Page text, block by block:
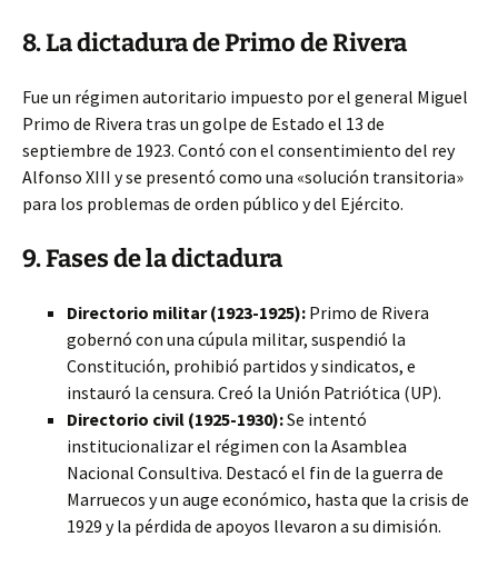
8. La dictadura de Primo de Rivera
Fue un régimen autoritario impuesto por el general Miguel
Primo de Rivera tras un golpe de Estado el 13 de
septiembre de 1923. Contó con el consentimiento del rey
Alfonso XIII y se presentó como una «solución transitoria»
para los problemas de orden público y del Ejército.
9. Fases de la dictadura
Directorio militar (1923-1925): Primo de Rivera
gobernó con una cúpula militar, suspendió la
Constitución, prohibió partidos y sindicatos, e
instauró la censura. Creó la Unión Patriótica (UP).
Directorio civil (1925-1930):Se intentó
institucionalizar el régimen con la Asamblea
Nacional Consultiva. Destacó el fin de la guerra de
Marruecos y un auge económico, hasta que la crisis de
1929 y la pérdida de apoyos llevaron a su dimisión.